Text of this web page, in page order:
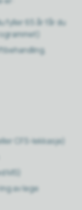
fyller 65 år får du
CFS-lekkasje)
av lege